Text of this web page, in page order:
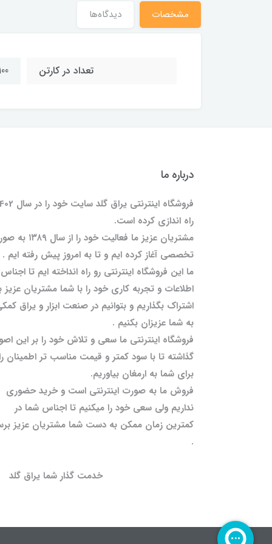
مشخصات دیدگاه‌ها
تعداد در کارتن 100
درباره ما
فروشگاه اینترنتی یراق گلد
راه اندازی کرده است.
مشتریان عزیز ما فعالیت خود را از
تخصصی آغاز کرده ایم و تا به امروز پیش رفته ایم .
ما این فروشگاه اینترنتی رو راه انداخته ایم تا
اطلاعات و تجربه کاری خود را با شما مشتریان عزیز
اشتراک بگذاریم و بتوانیم در صنعت ابزار و یراق
به شما عزیزان بکنیم .
فروشگاه اینترنتی ما سعی و تلاش خود را بر این
گذاشته تا با سود کمتر و قیمت مناسب تر اطمینان
برای شما به ارمغان بیاوریم.
فروش ما به صورت اینترنتی است و خرید حضوری
نداریم ولی سعی خود را میکنیم تا اجناس شما در
کمترین زمان ممکن به دست شما مشتریان عزیز
.
خدمت گذار شما یراق گلد